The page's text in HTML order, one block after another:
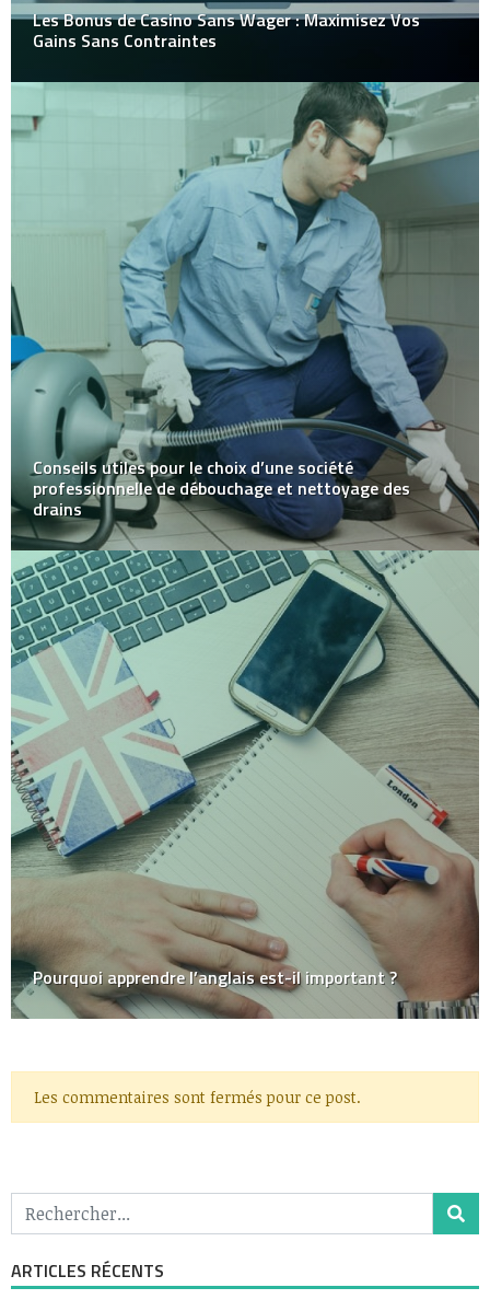
Les Bonus de Casino Sans Wager : Maximisez Vos
Gains Sans Contraintes
Conseils utiles pour le choix d’une société
professionnelle de débouchage et nettoyage des
drains
Pourquoi apprendre l’anglais est-il important ?
Les commentaires sont fermés pour ce post.
ARTICLES RÉCENTS